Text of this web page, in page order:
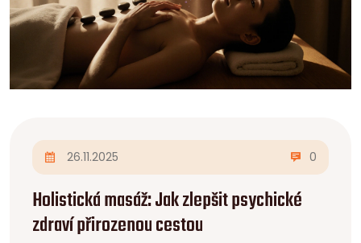
26.11.2025 0
Holistická masáž: Jak zlepšit psychické
zdraví přirozenou cestou